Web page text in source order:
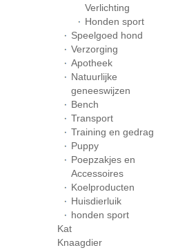
Verlichting
Honden sport
Speelgoed hond
Verzorging
Apotheek
Natuurlijke
geneeswijzen
Bench
Transport
Training en gedrag
Puppy
Poepzakjes en
Accessoires
Koelproducten
Huisdierluik
honden sport
Kat
Knaagdier